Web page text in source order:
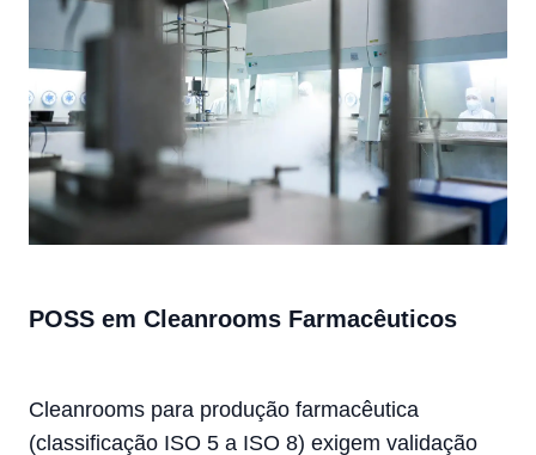
POSS em Cleanrooms Farmacêuticos
Cleanrooms para produção farmacêutica
(classificação ISO 5 a ISO 8) exigem validação